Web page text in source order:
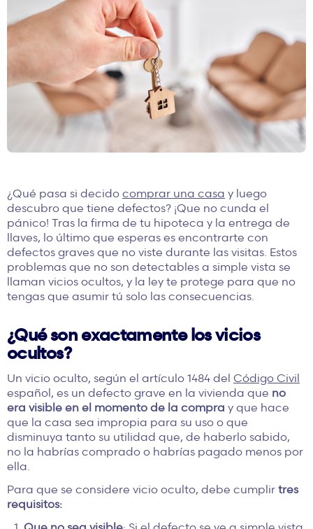
¿Qué pasa si decido comprar una casa y luego
descubro que tiene defectos? ¡Que no cunda el
pánico! Tras la firma de tu hipoteca y la entrega de
llaves, lo último que esperas es encontrarte con
defectos graves que no viste durante las visitas. Estos
problemas que no son detectables a simple vista se
llaman vicios ocultos, y la ley te protege para que no
tengas que asumir tú solo las consecuencias.
¿Qué son exactamente los vicios
ocultos?
Un vicio oculto, según el artículo 1484 del Código Civil
español, es un defecto grave en la vivienda que no
era visible en el momento de la compra y que hace
que la casa sea impropia para su uso o que
disminuya tanto su utilidad que, de haberlo sabido,
no la habrías comprado o habrías pagado menos por
ella.
Para que se considere vicio oculto, debe cumplir tres
requisitos: